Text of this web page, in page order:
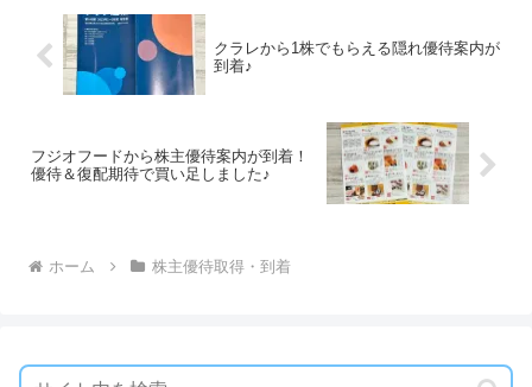
クラレから1株でもらえる隠れ優待案内が
到着♪
フジオフードから株主優待案内が到着！
優待＆復配期待で買い足しました♪
ホーム 株主優待取得・到着